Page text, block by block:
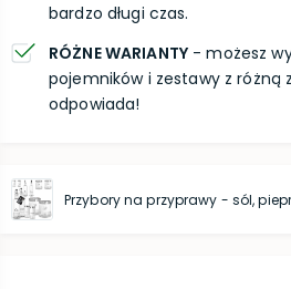
bardzo długi czas.
RÓŻNE WARIANTY- możesz
pojemników i zestawy z różną
odpowiada!